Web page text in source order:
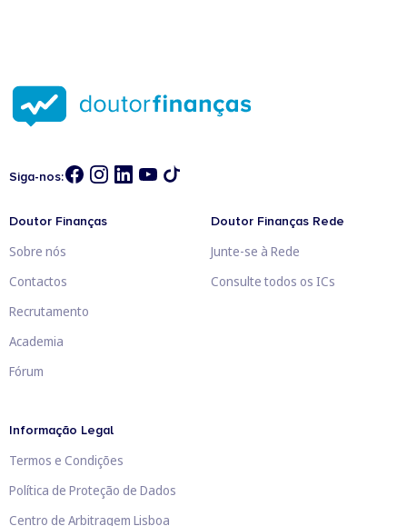
Siga-nos:
Doutor Finanças
Sobre nós
Contactos
Recrutamento
Academia
Fórum
Doutor Finanças Rede
Junte-se à Rede
Consulte todos os ICs
Informação Legal
Termos e Condições
Política de Proteção de Dados
Centro de Arbitragem Lisboa